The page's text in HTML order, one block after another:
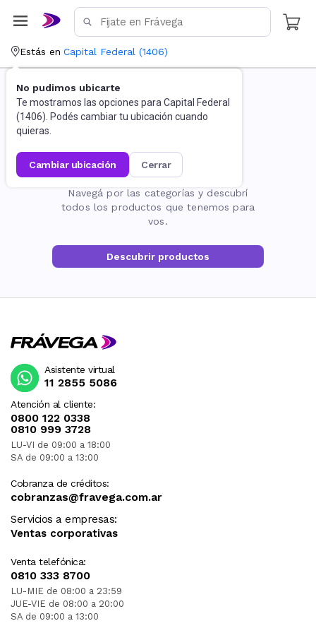
Estás en Capital Federal (1406)
No pudimos ubicarte
Te mostramos las opciones para Capital Federal
(1406). Podés cambiar tu ubicación cuando
quieras.
cambiar ubicación cerrar
La página no existe
Navegá por las categorías y descubrí
todos los productos que tenemos para
vos.
Descubrir productos
Atención al cliente:
0800 122 0338
0810 999 3728
LU-VI de 09:00 a 18:00
SA de 09:00 a 13:00
Cobranza de créditos:
cobranzas@fravega.com.ar
Servicios a empresas:
Ventas corporativas
Venta telefónica:
0810 333 8700
LU-MIE de 08:00 a 23:59
JUE-VIE de 08:00 a 20:00
SA de 09:00 a 13:00
Asistente virtual
11 2855 5086